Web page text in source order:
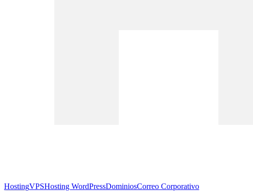
HostingVPSHosting WordPressDominiosCorreo Corporativo